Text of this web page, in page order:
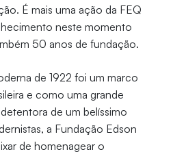
É mais uma ação da FEQ
neste momento
50 anos de fundação.
de 1922 foi um marco
e como uma grande
de um belíssimo
a Fundação Edson
de homenagear o